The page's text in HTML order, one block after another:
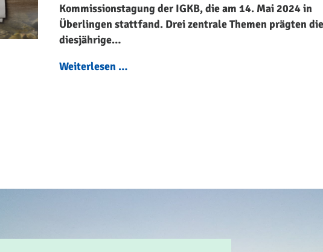
Kommissionstagung der IGKB, die am 14. Mai 2024 in
Überlingen stattfand. Drei zentrale Themen prägten die
diesjährige…
Weiterlesen …